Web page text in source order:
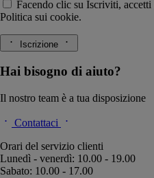
Facendo clic su Iscriviti, accetti
Politica sui cookie.
Iscrizione
Hai bisogno di aiuto?
Il nostro team è a tua disposizione
Contattaci
Orari del servizio clienti
Lunedì - venerdì: 10.00 - 19.00
Sabato: 10.00 - 17.00